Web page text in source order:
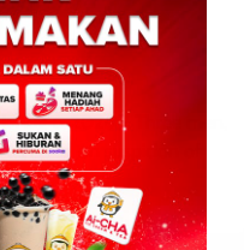
Aug 6, 2026 – Three men,
on suspicion of
[…]